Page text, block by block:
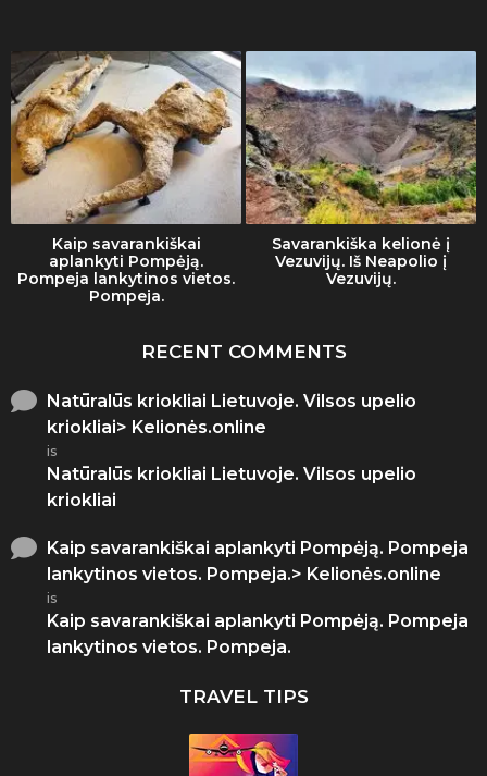
Kaip savarankiškai
aplankyti Pompėją.
Pompeja lankytinos vietos.
Pompeja.
Savarankiška kelionė į
Vezuvijų. Iš Neapolio į
Vezuvijų.
RECENT COMMENTS
Natūralūs kriokliai Lietuvoje. Vilsos upelio
kriokliai> Kelionės.online
is
Natūralūs kriokliai Lietuvoje. Vilsos upelio
kriokliai
Kaip savarankiškai aplankyti Pompėją. Pompeja
lankytinos vietos. Pompeja.> Kelionės.online
is
Kaip savarankiškai aplankyti Pompėją. Pompeja
lankytinos vietos. Pompeja.
TRAVEL TIPS